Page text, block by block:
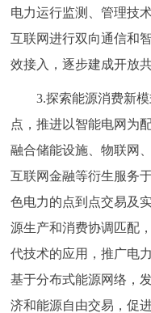
电力运行监测、管理技
互联网进行双向通信和
效接入，逐步建成开放
3.探索能源消费新模
点，推进以智能电网为
融合储能设施、物联网
互联网金融等衍生服务
色电力的点到点交易及
源生产和消费协调匹配
代技术的应用，推广电
基于分布式能源网络，
济和能源自由交易，促